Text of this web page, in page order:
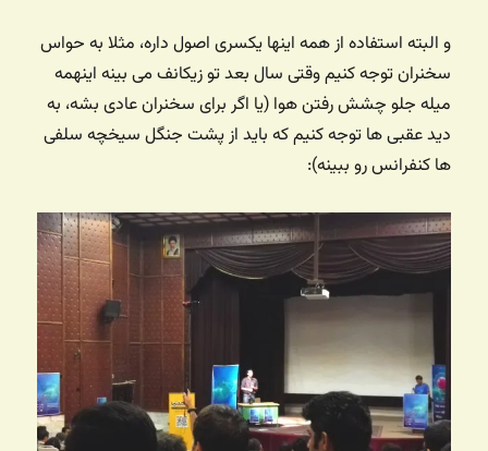
و البته استفاده از همه اینها یکسری اصول داره، مثلا به حواس
سخنران توجه کنیم وقتی سال بعد تو زیکانف می بینه اینهمه
میله جلو چشش رفتن هوا (یا اگر برای سخنران عادی بشه، به
دید عقبی ها توجه کنیم که باید از پشت جنگل سیخچه سلفی
ها کنفرانس رو ببینه):